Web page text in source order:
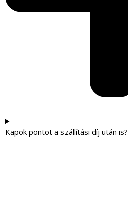
Kapok pontot a szállítási díj után is?